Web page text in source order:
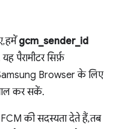
हमेंgcm_sender_id
पैरामीटर सिर्फ़
Browser के लिए
कर सकें.
की सदस्यता देते हैं, तब